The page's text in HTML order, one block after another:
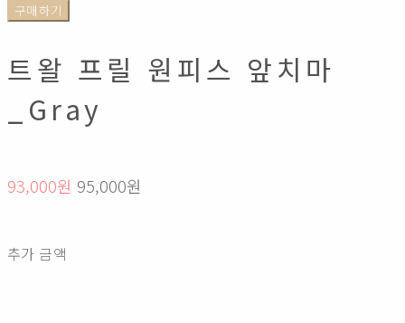
구매하기
트왈 프릴 원피스 앞치마
_Gray
93,000원 95,000원
추가 금액